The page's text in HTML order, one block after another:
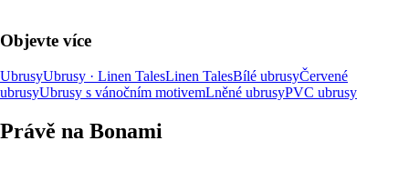
Objevte více
UbrusyUbrusy · Linen TalesLinen TalesBílé ubrusyČervené
ubrusyUbrusy s vánočním motivemLněné ubrusyPVC ubrusy
Právě na Bonami